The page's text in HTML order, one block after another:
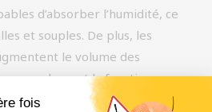
d’absorber l’humidité, ce
et souples. De plus, les
le volume des
non seulement la fonction
également une bonne